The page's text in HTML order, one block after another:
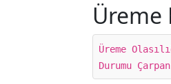
Üreme
Üreme
Durumu